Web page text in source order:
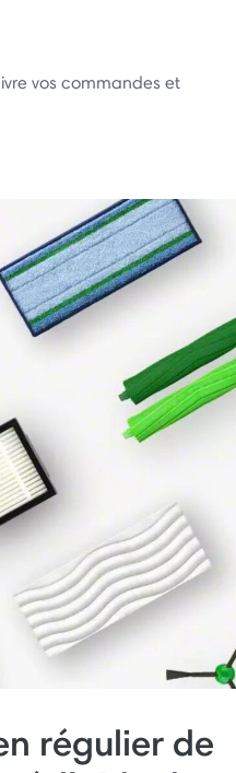
vos commandes et
régulier de